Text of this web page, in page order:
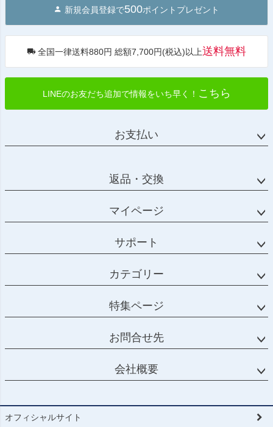
へ
新規会員登録で500ポイントプレゼント
全国一律送料880円 総額7,700円(税込)以上送料無料
LINEのお友だち追加で情報をいち早く！ こちら
お支払い
返品・交換
マイページ
サポート
カテゴリー
特集ページ
お問合せ先
会社概要
オフィシャルサイト